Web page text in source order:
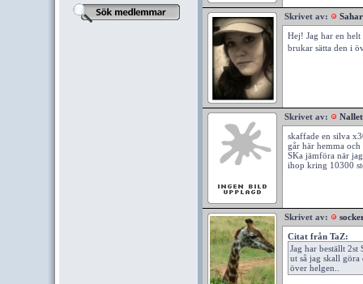
Skrivet av:
Hej! Jag har en
brukar sätta den i
Skrivet av:
skaffade en silva
går här hemma
SKa jämföra när
ihop kring 10300
Skrivet av:
Citat från TaZ:
Jag har beställt
ut så jag skall göra
över helgen..